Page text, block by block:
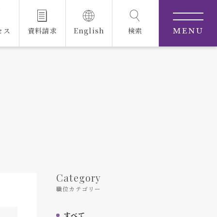
ス 資料請求 English 検索 MENU
Category
職位カテゴリー
すべて